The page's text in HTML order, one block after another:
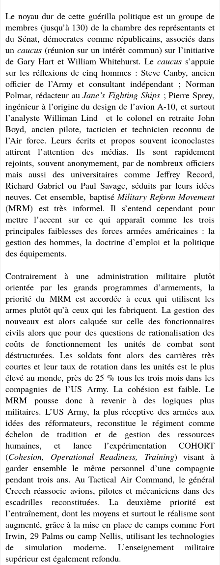
Le noyau dur de cette guérilla politique est un groupe de
membres (jusqu’à 130) de la chambre des représentants et
du Sénat, démocrates comme républicains, associés dans
un caucus(réunion sur un intérêt commun) sur l’initiative
de Gary Hart et William Whitehurst. Lecaucus s’appuie
sur les réflexions de cinq hommes : Steve Canby, ancien
officier de l’Army et consultant indépendant ; Norman
Polmar, rédacteur auJane’s Fighting Ships; Pierre Sprey,
ingénieur à l’origine du design de l’avion A-10, et surtout
l’analyste Williman Lind et le colonel en retraite John
Boyd, ancien pilote, tacticien et technicien reconnu de
l’Air force. Leurs écrits et propos souvent iconoclastes
attirent l’attention des médias. Ils sont rapidement
rejoints, souvent anonymement, par de nombreux officiers
mais aussi des universitaires comme Jeffrey Record,
Richard Gabriel ou Paul Savage, séduits par leurs idées
neuves. Cet ensemble, baptiséMilitary Reform Movement
(MRM) est très informel. Il s’entend cependant pour
mettre l’accent sur ce qui apparaît comme les trois
principales faiblesses des forces armées américaines : la
gestion des hommes, la doctrine d’emploi et la politique
des équipements.
Contrairement à une administration militaire plutôt
orientée par les grands programmes d’armements, la
priorité du MRM est accordée à ceux qui utilisent les
armes plutôt qu’à ceux qui les fabriquent. La gestion des
nouveaux est alors calquée sur celle des fonctionnaires
civils alors que pour des questions de rationalisation des
coûts de fonctionnement les unités de combat sont
déstructurées. Les soldats font alors des carrières très
courtes et leur taux de rotation dans les unités est le plus
élevé au monde, près de 25 % tous les trois mois dans les
compagnies de l’US Army. La cohésion est faible. Le
MRM pousse donc à revenir à des logiques plus
militaires. L’US Army, la plus réceptive des armées aux
idées des réformateurs, reconstitue le régiment comme
échelon de tradition et de gestion des ressources
humaines, et lance l’expérimentation COHORT
(Cohesion, Operational Readiness, Training) visant à
garder ensemble le même personnel d’une compagnie
pendant trois ans. Au Tactical Air Command, le général
Creech réassocie avions, pilotes et mécaniciens dans des
escadrilles reconstituées. La deuxième priorité est
l’entraînement, dont les moyens et surtout le réalisme sont
augmenté, grâce à la mise en place de camps comme Fort
Irwin, 29 Palms ou camp Nellis, utilisant les technologies
de simulation moderne. L’enseignement militaire
supérieur est également refondu.